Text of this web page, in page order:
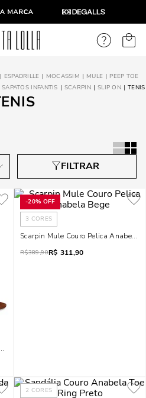
ESPADRILLE MOCASSIM MULE
PEEP TOE
SAPATOS INFANTIS SCARPIN SLIP ON TENIS
Safari
-20% OFF
3 CORES
Scarpin Mule Couro Pelica Anabela
R$389,90R$ 311,90
2 CORES